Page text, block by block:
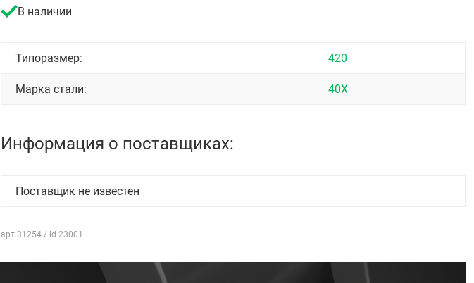
В наличии
Типоразмер: 420
Марка стали: 40Х
Информация о поставщиках:
Поставщик не известен
арт.31254 / id 23001